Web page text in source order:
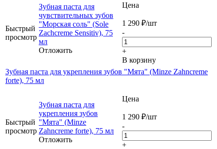
Быстрый
просмотр
Зубная паста для
чувствительных зубов
"Морская соль" (Sole
Zachcreme Sensitiv), 75
мл
Отложить
Цена
1 290 ₽/шт
-
+
В корзину
Зубная паста для укрепления зубов "Мята" (Minze Zahncreme
forte), 75 мл
Быстрый
просмотр
Зубная паста для
укрепления зубов
"Мята" (Minze
Zahncreme forte), 75 мл
Отложить
Цена
1 290 ₽/шт
-
+